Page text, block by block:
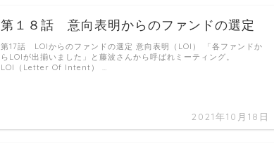
第１８話 意向表明からのファンドの選定
2021年10月18日
第17話 LOIからのファンドの選定 意向表明（LOI） 「各ファンドか
らLOIが出揃いました」と藤波さんから呼ばれミーティング。
LOI（Letter Of Intent） …